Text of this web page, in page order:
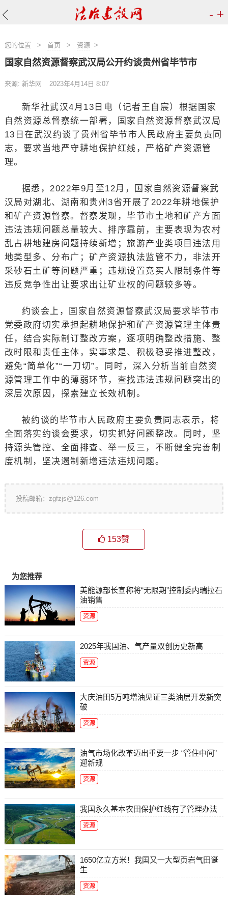
- +
您的位置 > 首页 > 资源>
国家自然资源督察武汉局公开约谈贵州省毕节市
来源: 新华网 2023年4月14日 8:07
新华社武汉4月13日电（记者王自宸）根据国家
自然资源总督察统一部署，国家自然资源督察武汉局
13日在武汉约谈了贵州省毕节市人民政府主要负责同
志，要求当地严守耕地保护红线，严格矿产资源管
理。
据悉，2022年9月至12月，国家自然资源督察武
汉局对湖北、湖南和贵州3省开展了2022年耕地保护
和矿产资源督察。督察发现，毕节市土地和矿产方面
违法违规问题总量较大、排序靠前，主要表现为农村
乱占耕地建房问题持续新增；旅游产业类项目违法用
地类型多、分布广；矿产资源执法监管不力，非法开
采砂石土矿等问题严重；违规设置竞买人限制条件等
违反竞争性出让要求出让矿业权的问题较多等。
约谈会上，国家自然资源督察武汉局要求毕节市
党委政府切实承担起耕地保护和矿产资源管理主体责
任，结合实际制订整改方案，逐项明确整改措施、整
改时限和责任主体，实事求是、积极稳妥推进整改，
避免“简单化”“一刀切”。同时，深入分析当前自然资
源管理工作中的薄弱环节，查找违法违规问题突出的
深层次原因，探索建立长效机制。
被约谈的毕节市人民政府主要负责同志表示，将
全面落实约谈会要求，切实抓好问题整改。同时，坚
持源头管控、全面排查、举一反三，不断健全完善制
度机制，坚决遏制新增违法违规问题。
投稿邮箱：zgfzjs@126.com
153赞
为您推荐
美能源部长宣称将“无限期”控制委内瑞拉石
油销售
资源
2025年我国油、气产量双创历史新高
资源
大庆油田5万吨增油见证三类油层开发新突
破
资源
油气市场化改革迈出重要一步 “管住中间”
迎新规
资源
我国永久基本农田保护红线有了管理办法
资源
1650亿立方米！我国又一大型页岩气田诞
生
资源